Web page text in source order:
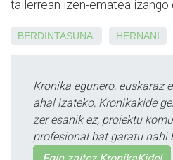
tailerrean izen-ematea izango
BERDINTASUNA HERNANI
Kronika egunero, euskaraz
ahal izateko, Kronikakide
zer esanik ez, proiektu
profesional bat garatu nahi